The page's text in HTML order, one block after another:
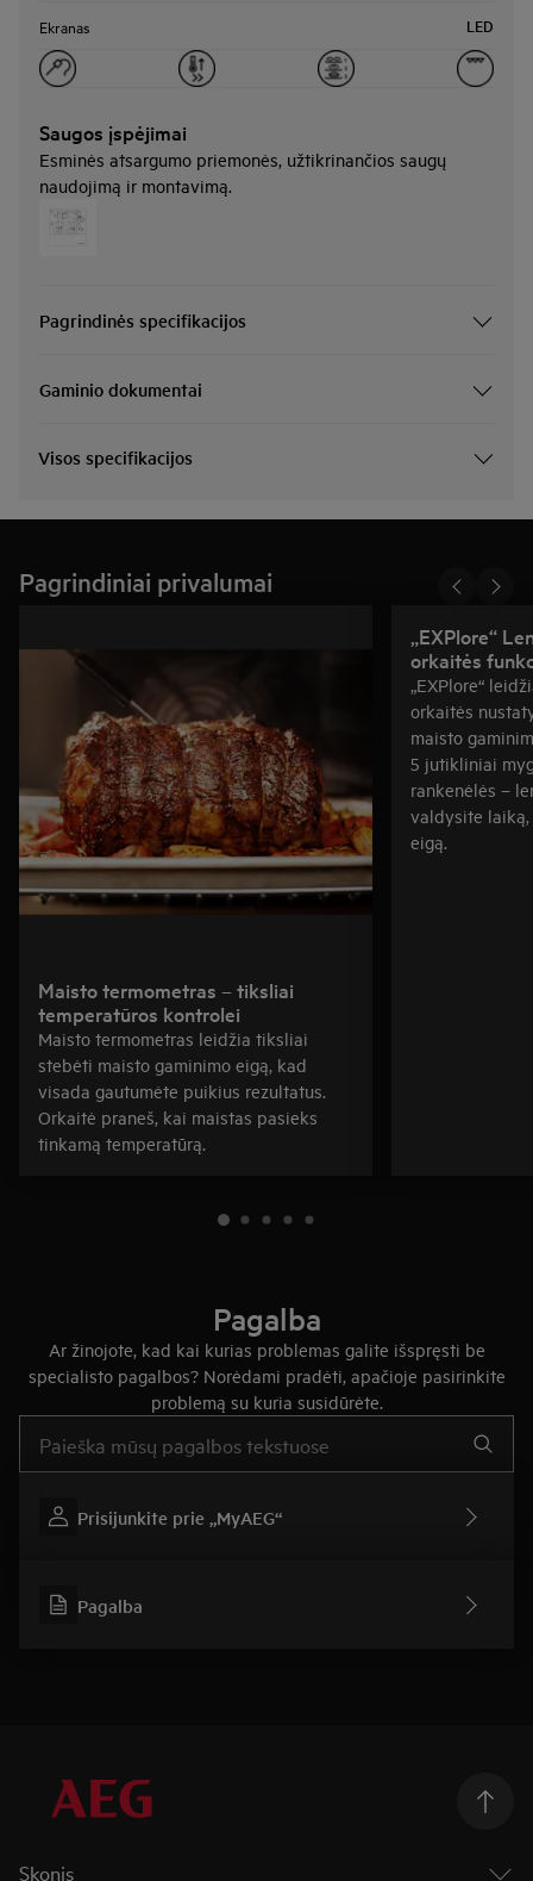
Ekranas LED
Saugos įspėjimai
Esminės atsargumo priemonės, užtikrinančios saugų
naudojimą ir montavimą.
Pagrindinės specifikacijos
Gaminio dokumentai
Visos specifikacijos
Pagrindiniai privalumai
Maisto termometras – tiksliai
temperatūros kontrolei
Maisto termometras leidžia tiksliai
stebėti maisto gaminimo eigą, kad
visada gautumėte puikius rezultatus.
Orkaitė praneš, kai maistas pasieks
tinkamą temperatūrą.
„EXPlore“
orkaitės
„EXPlore“
orkaitės
maisto
5 jutikliniai
rankenėlės –
valdysite
eigą.
Pagalba
Ar žinojote, kad kai kurias problemas galite išspręsti be
specialisto pagalbos? Norėdami pradėti, apačioje pasirinkite
problemą su kuria susidūrėte.
Prisijunkite prie „MyAEG“
Pagalba
Skonis